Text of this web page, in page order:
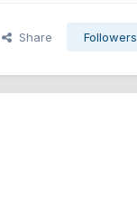
Share Followers